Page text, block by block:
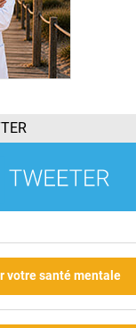
votre santé mentale